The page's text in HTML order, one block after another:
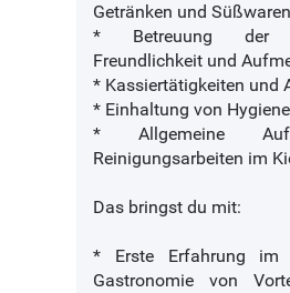
Getränken und Süßwaren
* Betreuung der
Freundlichkeit und
* Kassiertätigkeiten und
* Einhaltung von
* Allgemeine
Reinigungsarbeiten im
Das bringst du mit:
* Erste Erfahrung im
Gastronomie von